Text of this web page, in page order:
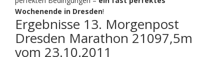
Wochenende in Dresden!
Ergebnisse 13. Morgenpost
Dresden Marathon 21097,5m
vom 23.10.2011